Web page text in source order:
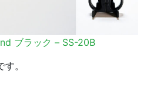
ブラック – SS-20B
。